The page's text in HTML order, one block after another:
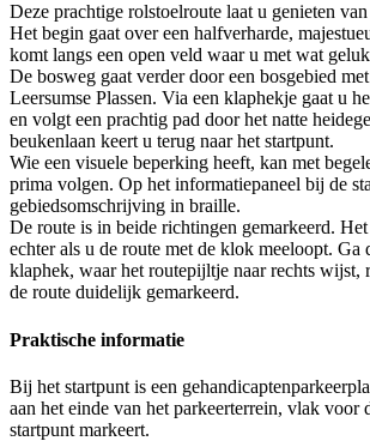
Deze prachtige rolstoelroute laat u genieten
Het begin gaat over een halfverharde,
komt langs een open veld waar u met wat
De bosweg gaat verder door een bosgebied
Leersumse Plassen. Via een klaphekje gaat u
en volgt een prachtig pad door het natte
beukenlaan keert u terug naar het startpunt.
Wie een visuele beperking heeft, kan met
prima volgen. Op het informatiepaneel bij de
gebiedsomschrijving in braille.
De route is in beide richtingen gemarkeerd.
echter als u de route met de klok meeloopt. Ga
klaphek, waar het routepijltje naar rechts wijst,
de route duidelijk gemarkeerd.
Praktische informatie
Bij het startpunt is een
aan het einde van het parkeerterrein, vlak voor
startpunt markeert.